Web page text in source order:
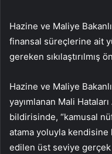
Hazine ve Maliye
finansal süreçlerine ait
gereken sıkılaştırılmış
Hazine ve Maliye
yayımlanan Mali
bildirisinde, “kamusal
atama yoluyla kendisine
edilen üst seviye gerçek